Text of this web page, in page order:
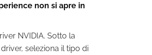
non si apre in
NVIDIA. Sotto la
seleziona il tipo di